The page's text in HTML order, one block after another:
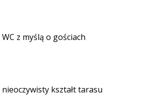
WC z myślą o gościach
nieoczywisty kształt tarasu